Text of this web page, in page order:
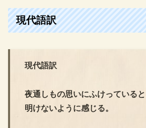
現代語訳
現代語訳
夜通しもの思いにふけっている
明けないように感じる。